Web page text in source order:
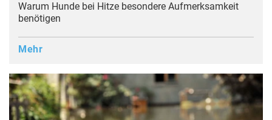
Warum Hunde bei Hitze besondere Aufmerksamkeit
benötigen
Mehr